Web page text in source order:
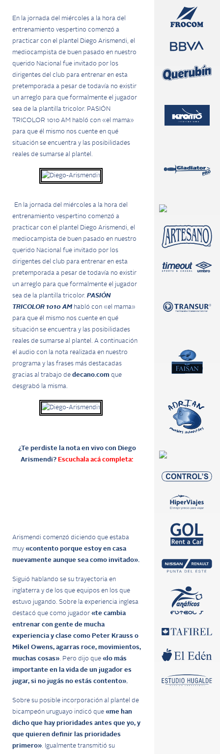
En la jornada del miércoles a la hora del
entrenamiento vespertino comenzó a
practicar con el plantel Diego Arismendi, el
mediocampista de buen pasado en nuestro
querido Nacional fue invitado por los
dirigentes del club para entrenar en esta
pretemporada a pesar de todavía no existir
un arreglo para que formalmente el jugador
sea de la plantilla tricolor. PASIÓN
TRICOLOR 1010 AM habló con «el mama»
para que él mismo nos cuente en qué
situación se encuentra y las posibilidades
reales de sumarse al plantel.
En la jornada del miércoles a la hora del
entrenamiento vespertino comenzó a
practicar con el plantel Diego Arismendi, el
mediocampista de buen pasado en nuestro
querido Nacional fue invitado por los
dirigentes del club para entrenar en esta
pretemporada a pesar de todavía no existir
un arreglo para que formalmente el jugador
sea de la plantilla tricolor. PASIÓN
TRICOLOR 1010 AM habló con «el mama»
para que él mismo nos cuente en qué
situación se encuentra y las posibilidades
reales de sumarse al plantel. A continuación
el audio con la nota realizada en nuestro
programa y las frases más destacadas
gracias al trabajo de decano.com que
desgrabó la misma.
¿Te perdiste la nota en vivo con Diego
Arismendi? Escuchala acá completa:
Arismendi comenzó diciendo que estaba
muy «contento porque estoy en casa
nuevamente aunque sea como invitado».
Siguió hablando se su trayectoria en
inglaterra y de los que equipos en los que
estuvo jugando. Sobre la experiencia inglesa
destacó que como jugador «te cambia
entrenar con gente de mucha
experiencia y clase como Peter Krauss o
Mikel Owens, agarras roce, movimientos,
muchas cosas». Pero dijo que «lo más
importante en la vida de un jugador es
jugar, si no jugás no estás contento».
Sobre su posible incorporación al plantel de
bicampeón uruguayo indicó que «me han
dicho que hay prioridades antes que yo, y
que quieren definir las prioridades
primero». Igualmente transmitió su